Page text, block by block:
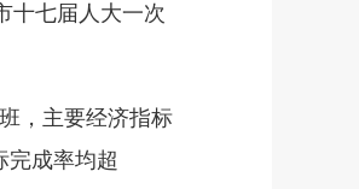
十七届人大一次
，主要经济指标
完成率均超